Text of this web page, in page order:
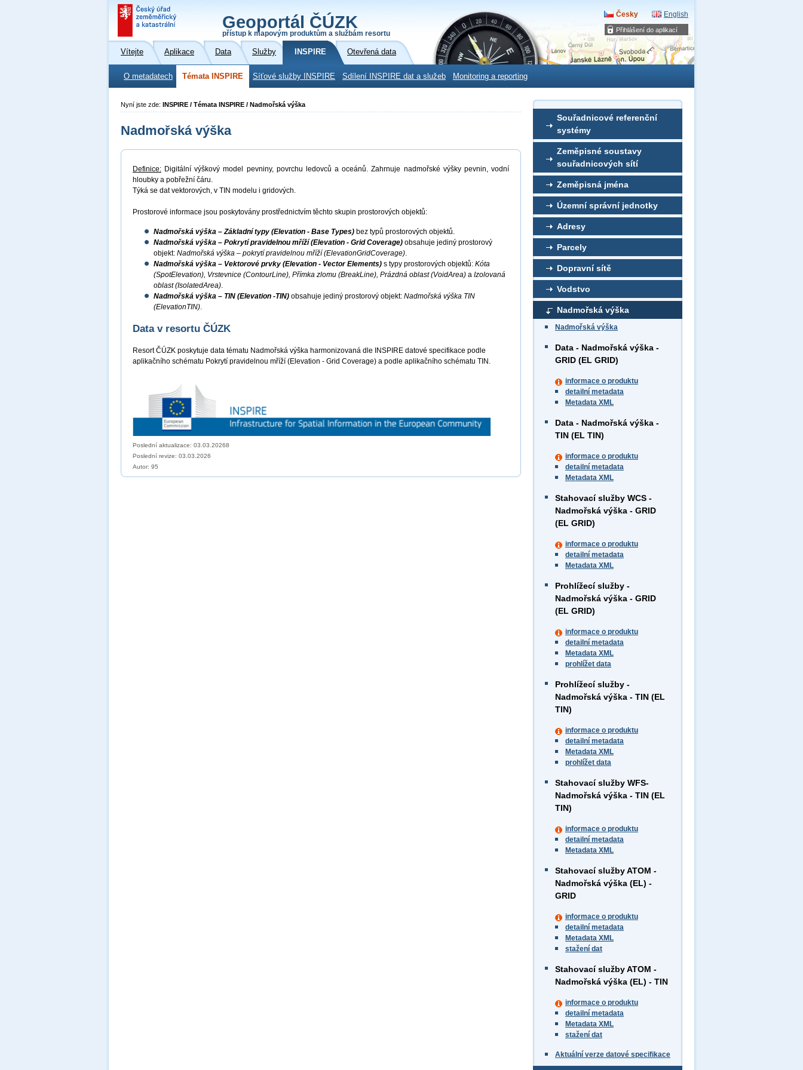
Přihlášení do aplikací
Geoportál ČÚZK
přístup k mapovým produktům a službám resortu
Česky English
Vítejte Aplikace Data Služby INSPIRE Otevřená data
O metadatech Témata INSPIRE Síťové služby INSPIRE Sdílení INSPIRE dat a služeb Monitoring a reporting
Souřadnicové referenční
systémy
Zeměpisné soustavy
souřadnicových sítí
Zeměpisná jména
Územní správní jednotky
Adresy
Parcely
Dopravní sítě
Vodstvo
Nadmořská výška
Nadmořská výška
Data - Nadmořská výška -
GRID (EL GRID)
informace o produktu
detailní metadata
Metadata XML
Data - Nadmořská výška -
TIN (EL TIN)
informace o produktu
detailní metadata
Metadata XML
Stahovací služby WCS -
Nadmořská výška - GRID
(EL GRID)
informace o produktu
detailní metadata
Metadata XML
Prohlížecí služby -
Nadmořská výška - GRID
(EL GRID)
informace o produktu
detailní metadata
Metadata XML
prohlížet data
Prohlížecí služby -
Nadmořská výška - TIN (EL
TIN)
informace o produktu
detailní metadata
Metadata XML
prohlížet data
Stahovací služby WFS-
Nadmořská výška - TIN (EL
TIN)
informace o produktu
detailní metadata
Metadata XML
Stahovací služby ATOM -
Nadmořská výška (EL) -
GRID
informace o produktu
detailní metadata
Metadata XML
stažení dat
Stahovací služby ATOM -
Nadmořská výška (EL) - TIN
informace o produktu
detailní metadata
Metadata XML
stažení dat
Aktuální verze datové specifikace
Nyní jste zde: INSPIRE / Témata INSPIRE / Nadmořská výška
Nadmořská výška
Definice: Digitální výškový model pevniny, povrchu ledovců a oceánů. Zahrnuje nadmořské výšky pevnin, vodní
hloubky a pobřežní čáru.
Týká se dat vektorových, v TIN modelu i gridových.
Prostorové informace jsou poskytovány prostřednictvím těchto skupin prostorových objektů:
Nadmořská výška – Základní typy (Elevation - Base Types) bez typů prostorových objektů.
Nadmořská výška – Pokrytí pravidelnou mříží (Elevation - Grid Coverage) obsahuje jediný prostorový
objekt: Nadmořská výška – pokrytí pravidelnou mříží (ElevationGridCoverage).
Nadmořská výška – Vektorové prvky (Elevation - Vector Elements) s typy prostorových objektů: Kóta
(SpotElevation), Vrstevnice (ContourLine), Přímka zlomu (BreakLine), Prázdná oblast (VoidArea) a Izolovaná
oblast (IsolatedArea).
Nadmořská výška – TIN (Elevation -TIN) obsahuje jediný prostorový objekt: Nadmořská výška TIN
(ElevationTIN).
Data v resortu ČÚZK
Resort ČÚZK poskytuje data tématu Nadmořská výška harmonizovaná dle INSPIRE datové specifikace podle
aplikačního schématu Pokrytí pravidelnou mříží (Elevation - Grid Coverage) a podle aplikačního schématu TIN.
Poslední aktualizace: 03.03.20268
Poslední revize: 03.03.2026
Autor: 95